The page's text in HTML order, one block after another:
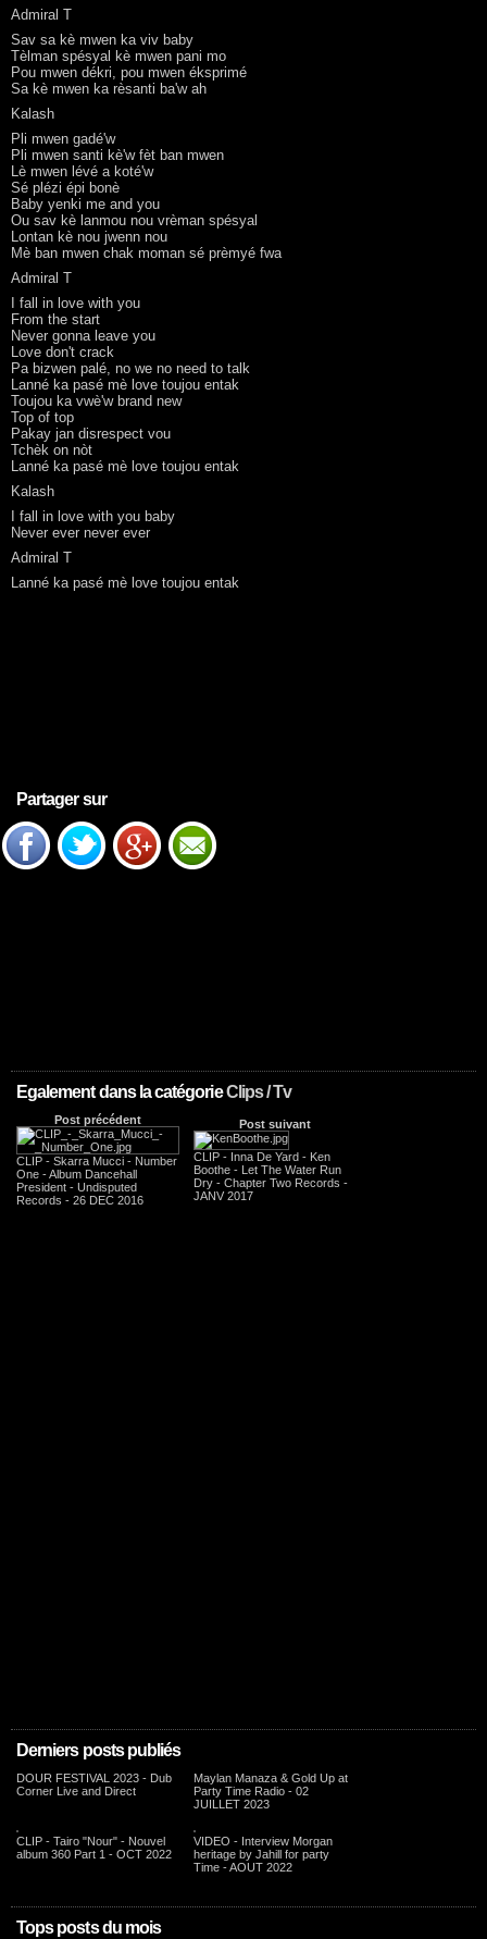
Admiral T
Sav sa kè mwen ka viv baby
Tèlman spésyal kè mwen pani mo
Pou mwen dékri, pou mwen éksprimé
Sa kè mwen ka rèsanti ba'w ah
Kalash
Pli mwen gadé'w
Pli mwen santi kè'w fèt ban mwen
Lè mwen lévé a koté'w
Sé plézi épi bonè
Baby yenki me and you
Ou sav kè lanmou nou vrèman spésyal
Lontan kè nou jwenn nou
Mè ban mwen chak moman sé prèmyé fwa
Admiral T
I fall in love with you
From the start
Never gonna leave you
Love don't crack
Pa bizwen palé, no we no need to talk
Lanné ka pasé mè love toujou entak
Toujou ka vwè'w brand new
Top of top
Pakay jan disrespect vou
Tchèk on nòt
Lanné ka pasé mè love toujou entak
Kalash
I fall in love with you baby
Never ever never ever
Admiral T
Lanné ka pasé mè love toujou entak
Partager sur
Egalement dans la catégorieClips / Tv
Post précédent
CLIP - Skarra Mucci - Number
One - Album Dancehall
President - Undisputed
Records - 26 DEC 2016
Post suivant
CLIP - Inna De Yard - Ken
Boothe - Let The Water Run
Dry - Chapter Two Records -
JANV 2017
Derniers posts publiés
DOUR FESTIVAL 2023 - Dub
Corner Live and Direct
Maylan Manaza & Gold Up at
Party Time Radio - 02
JUILLET 2023
CLIP - Tairo "Nour" - Nouvel
album 360 Part 1 - OCT 2022
VIDEO - Interview Morgan
heritage by Jahill for party
Time - AOUT 2022
Tops posts du mois